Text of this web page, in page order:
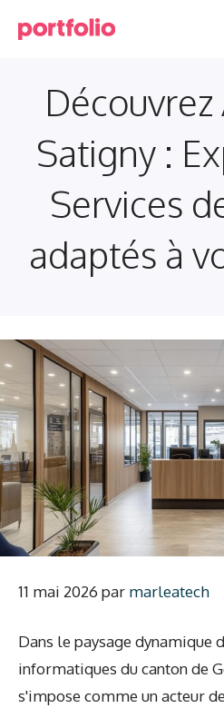
Satigny :
Services
adaptés à
11 mai 2026 par marleatech
Dans le paysage dynamique
informatiques du canton de
s'impose comme un acteur